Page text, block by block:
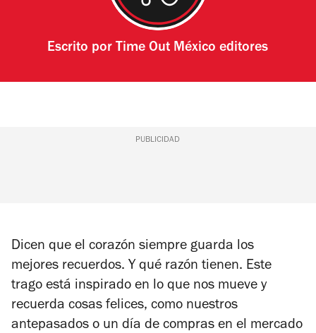
Escrito por Time Out México editores
PUBLICIDAD
Dicen que el corazón siempre guarda los
mejores recuerdos. Y qué razón tienen. Este
trago está inspirado en lo que nos mueve y
recuerda cosas felices, como nuestros
antepasados o un día de compras en el mercado